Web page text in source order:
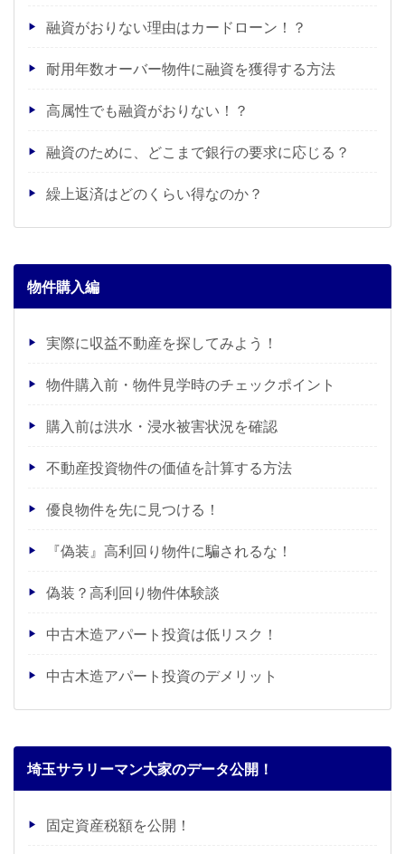
融資がおりない理由はカードローン！？
耐用年数オーバー物件に融資を獲得する方法
高属性でも融資がおりない！？
融資のために、どこまで銀行の要求に応じる？
繰上返済はどのくらい得なのか？
物件購入編
実際に収益不動産を探してみよう！
物件購入前・物件見学時のチェックポイント
購入前は洪水・浸水被害状況を確認
不動産投資物件の価値を計算する方法
優良物件を先に見つける！
『偽装』高利回り物件に騙されるな！
偽装？高利回り物件体験談
中古木造アパート投資は低リスク！
中古木造アパート投資のデメリット
埼玉サラリーマン大家のデータ公開！
固定資産税額を公開！